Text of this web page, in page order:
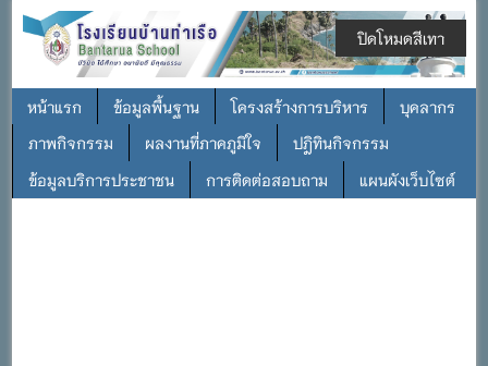
หน้าแรก ข้อมูลพื้นฐาน โครงสร้างการบริหาร
บุคลากร
ภาพกิจกรรม
ผลงานที่ภาคภูมิใจ
ปฎิทินกิจกรรม
ข้อมูลบริการประชาชน
การติดต่อสอบถาม แผนผังเว็บไซต์
ปิดโหมดสีเทา